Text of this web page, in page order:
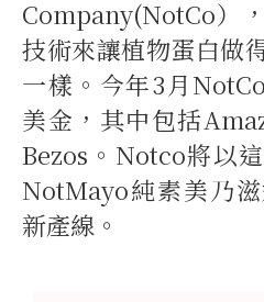
Company(NotCo）
技術來讓植物蛋白做
一樣。今年3月
美金，其中包括
Bezos。Notco將以
NotMayo純素美乃
新產線。